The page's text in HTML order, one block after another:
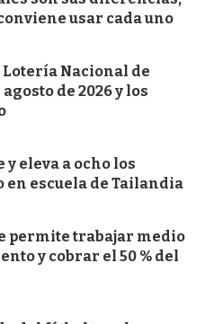
usar cada uno
Nacional de
de 2026 y los
eleva a ocho los
escuela de Tailandia
permite trabajar medio
y cobrar el 50 % del